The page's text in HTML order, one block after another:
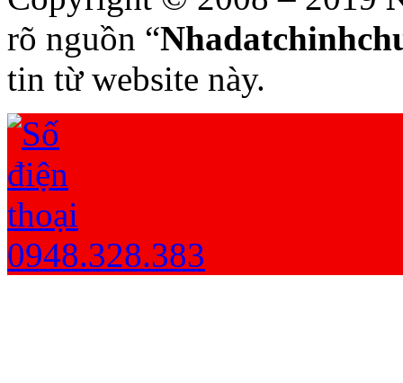
rõ nguồn “
tin từ website này.
0948.328.383